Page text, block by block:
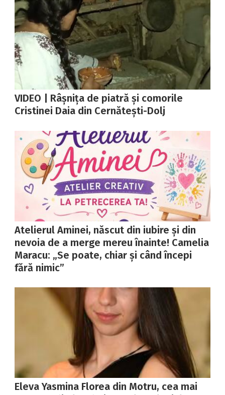
VIDEO | Râșnița de piatră și comorile
Cristinei Daia din Cernătești-Dolj
Atelierul Aminei, născut din iubire și din
nevoia de a merge mereu înainte! Camelia
Maracu: „Se poate, chiar și când începi
fără nimic”
Eleva Yasmina Florea din Motru, cea mai